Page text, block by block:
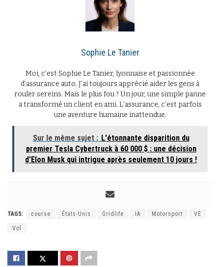
Sophie Le Tanier
Moi, c’est Sophie Le Tanier, lyonnaise et passionnée
d’assurance auto. J’ai toujours apprécié aider les gens à
rouler sereins. Mais le plus fou ? Un jour, une simple panne
a transformé un client en ami. L’assurance, c’est parfois
une aventure humaine inattendue.
Sur le même sujet : L'étonnante disparition du
premier Tesla Cybertruck à 60 000 $ : une décision
d'Elon Musk qui intrigue après seulement 10 jours !
TAGS: course États-Unis Gridlife IA Motorsport VE
Vol